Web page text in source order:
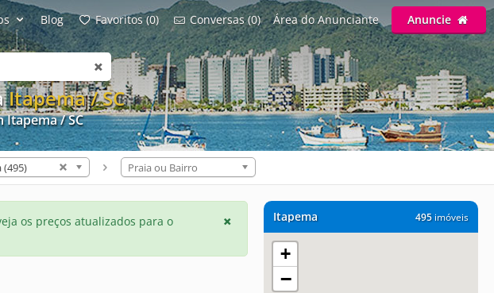
Itapema / SC
Itapema / SC
Blog Favoritos (0) Conversas (0) Área do Anunciante Anuncie
(495) Praia ou Bairro
495imóveis
Itapema
+
−
os preços atualizados para o